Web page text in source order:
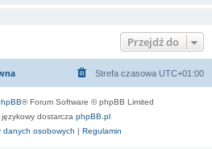
Przejdź do
Strefa czasowa UTC+01:00
® Forum Software © phpBB Limited
dostarcza phpBB.pl
danych osobowych | Regulamin